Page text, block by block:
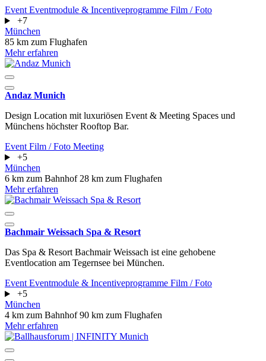
Event Eventmodule & Incentiveprogramme Film / Foto
+7
München
85 km zum Flughafen
Mehr erfahren
Andaz Munich
Design Location mit luxuriösen Event & Meeting Spaces und
Münchens höchster Rooftop Bar.
Event Film / Foto Meeting
+5
München
6 km zum Bahnhof 28 km zum Flughafen
Mehr erfahren
Bachmair Weissach Spa & Resort
Das Spa & Resort Bachmair Weissach ist eine gehobene
Eventlocation am Tegernsee bei München.
Event Eventmodule & Incentiveprogramme Film / Foto
+5
München
4 km zum Bahnhof90 km zum Flughafen
Mehr erfahren